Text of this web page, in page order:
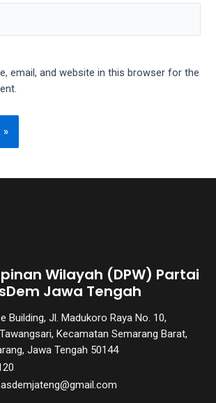
email, and website in this browser for the
Wilayah (DPW) Partai
Jawa Tengah
Building, Jl. Madukoro Raya No. 10,
Kecamatan Semarang Barat,
Jawa Tengah 50144